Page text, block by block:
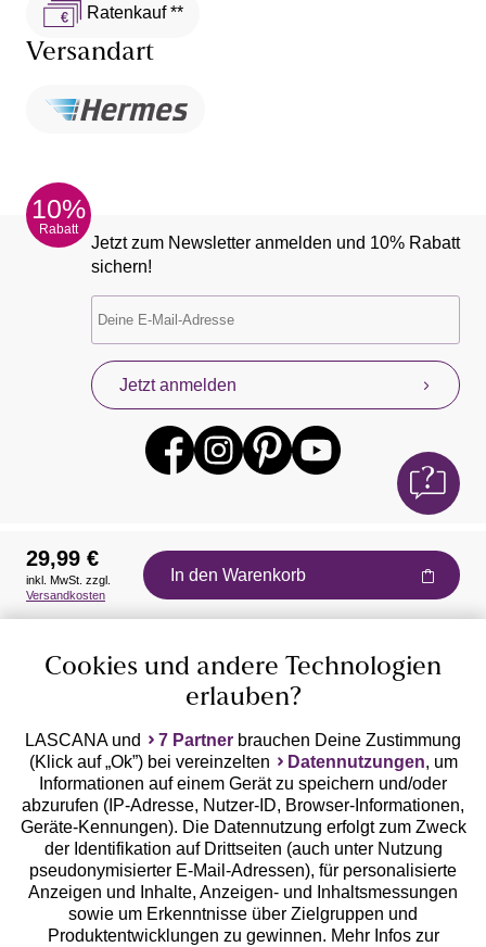
Ratenkauf **
Versandart
10%
Rabatt
Jetzt zum Newsletter anmelden und 10% Rabatt
sichern!
Jetzt anmelden
Auszeichnungen
Geprüfte Sicherheit
Unsere Apps
29,99 €
inkl. MwSt. zzgl.
Versandkosten
In den Warenkorb
Cookies und andere Technologien
erlauben?
LASCANA und 7 Partner brauchen Deine Zustimmung
(Klick auf „Ok”) bei vereinzelten
Datennutzungen, um
Informationen auf einem Gerät zu speichern und/oder
abzurufen (IP-Adresse, Nutzer-ID, Browser-Informationen,
Geräte-Kennungen). Die Datennutzung erfolgt zum Zweck
der Identifikation auf Drittseiten (auch unter Nutzung
pseudonymisierter E-Mail-Adressen), für personalisierte
Anzeigen und Inhalte, Anzeigen- und Inhaltsmessungen
sowie um Erkenntnisse über Zielgruppen und
Produktentwicklungen zu gewinnen. Mehr Infos zur